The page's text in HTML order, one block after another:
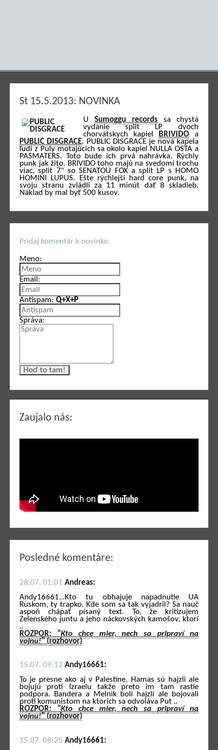
Zaujalo nás:
Posledné komentáre:
28.07. 01:01 Andreas:
Andy16661...Kto tu obhajuje napadnutie UA
Ruskom, ty trapko. Kde som sa tak vyjadril? Sa nauč
aspoň chápať písaný text. To, že kritizujem
Zelenského juntu a jeho náckovských kamošov, ktorí
..
ROZPOR: "Kto chce mier, nech sa pripraví na
vojnu!" (rozhovor)
15.07. 09:12 Andy16661:
To je presne ako aj v Palestíne. Hamas sú hajzli ale
bojujú proti Izraelu takže preto im tam rastie
podpora. Bandera a Melnik boli hajzli ale bojovali
proti komunistom na ktorích sa odvoláva Put ..
ROZPOR: "Kto chce mier, nech sa pripraví na
vojnu!" (rozhovor)
15.07. 08:25 Andy16661:
St 15.5.2013: NOVINKA
USumoggu records sa chystá
vydanie split LP dvoch
chorvátskych kapiel
BRIVIDO a
PUBLIC DISGRACE. PUBLIC DISGRACE je nová kapela
ľudí z Puly motajúcich sa okolo kapiel NULLA OSTA a
PASMATERS. Toto bude ich prvá nahrávka. Rýchly
punk jak žito. BRIVIDO toho majú na svedomí trochu
viac, split 7" so SENATOU FOX a split LP s HOMO
HOMINI LUPUS. Ešte rýchlejší hard core punk, na
svoju stranu zvládli za 11 minút dať 8 skladieb.
Náklad by mal byť 500 kusov.
Pridaj komentár k novinke:
Meno:
Email:
Antispam: Q+X+P
Správa: